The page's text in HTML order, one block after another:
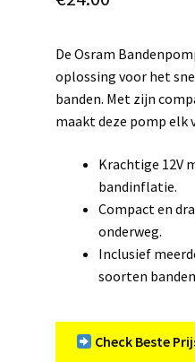
De Osram
oplossing voor het
banden. Met zijn
maakt deze pomp elk
Krachtige 12V
bandinflatie.
Compact en
onderweg.
Inclusief
soorten
Check Beste